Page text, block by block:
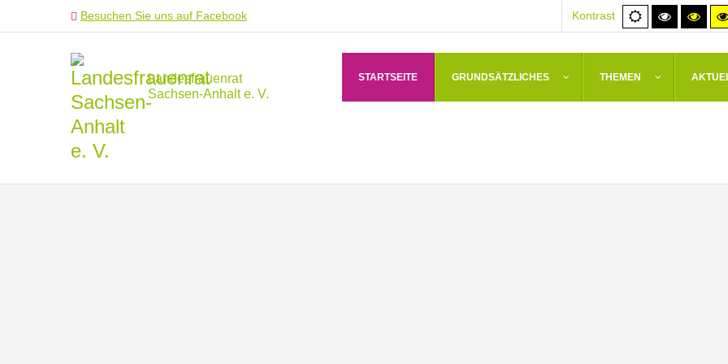
Besuchen Sie uns auf Facebook Kontrast
Normale
Ansicht
Hoher
Kontrast
Landesfrauenrat
Sachsen-Anhalt e. V.
STARTSEITE GRUNDSÄTZLICHES THEMEN